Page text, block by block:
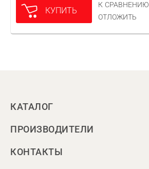
КУПИТЬ
К СРАВНЕНИЮ
ОТЛОЖИТЬ
КАТАЛОГ
ПРОИЗВОДИТЕЛИ
КОНТАКТЫ